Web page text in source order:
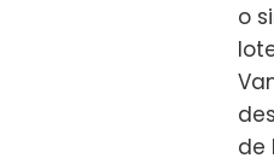
o
de